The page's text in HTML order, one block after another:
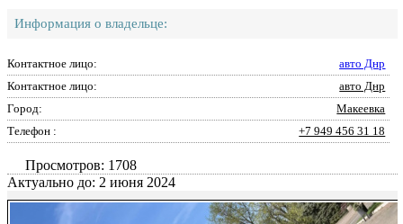
Информация о владельце:
Контактное лицо:
авто Днр
Контактное лицо:
авто Днр
Город:
Макеевка
Телефон :
+7 949 456 31 18
Просмотров: 1708
Актуально до: 2 июня 2024